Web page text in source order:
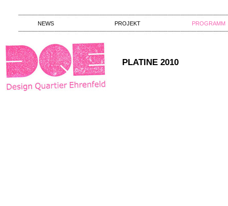
NEWS PROJEKT PROGRAMM
PLATINE 2010